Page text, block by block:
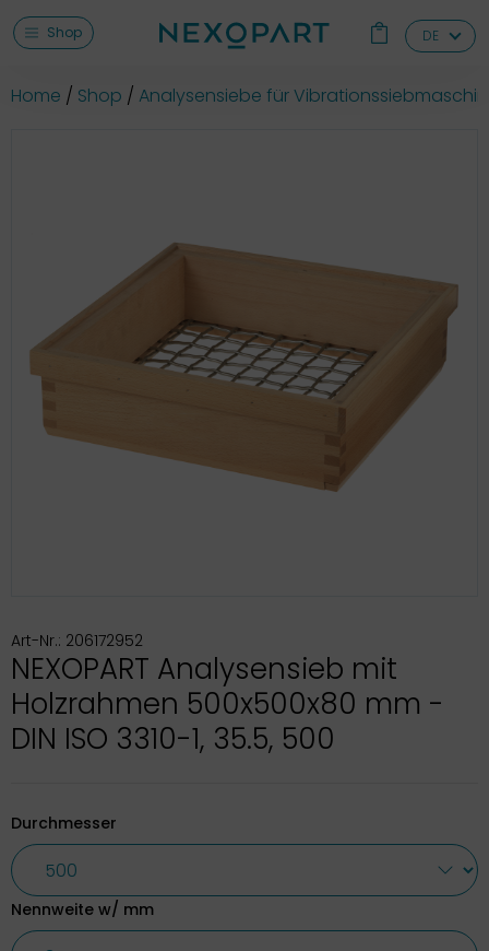
Shop DE
Home Shop Analysensiebe für
Art-Nr.: 206172952
NEXOPART Analysensieb mit
Holzrahmen 500x500x80 mm -
DIN ISO 3310-1, 35.5, 500
Durchmesser
Nennweite w/ mm